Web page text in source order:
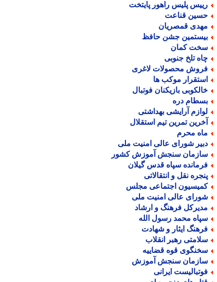
پلیس راهور پایتخت
قناعت
قمصریان
جشن حافظ
کمان
تلخ جنوبی
محصولات لاغری
موکب ها
بازیکنان فوتبال
دره
آرایشی بهداشتی
تمرین تیم استقلال
محرم
شورای عالی امنیت ملی
سنجش آموزش کشور
سپاه قدس گیلان
نقل و انتقالاتی
اجتماعی مجلس
عالی امنیت ملی
فرهنگ و ارشاد
محمد رسول الله
ایثار و شهادت
رهبر انقلاب
قوه قضاییه
سنجش آموزش
ایرانی